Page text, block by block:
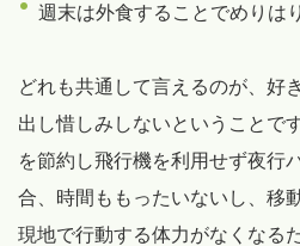
週末は外食することでめりは
どれも共通して言えるのが、好
出し惜しみしないということで
を節約し飛行機を利用せず夜行
合、時間ももったいないし、移
現地で行動する体力がなくなる